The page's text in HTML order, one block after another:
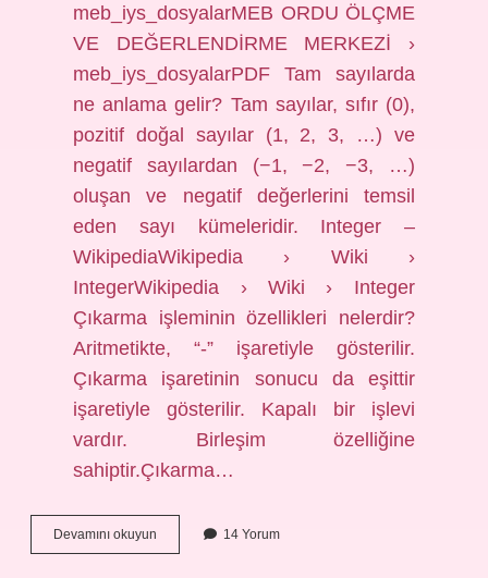
meb_iys_dosyalarMEB ORDU ÖLÇME
VE DEĞERLENDİRME MERKEZİ ›
meb_iys_dosyalarPDF Tam sayılarda
ne anlama gelir? Tam sayılar, sıfır (0),
pozitif doğal sayılar (1, 2, 3, …) ve
negatif sayılardan (−1, −2, −3, …)
oluşan ve negatif değerlerini temsil
eden sayı kümeleridir. Integer –
WikipediaWikipedia › Wiki ›
IntegerWikipedia › Wiki › Integer
Çıkarma işleminin özellikleri nelerdir?
Aritmetikte, “-” işaretiyle gösterilir.
Çıkarma işaretinin sonucu da eşittir
işaretiyle gösterilir. Kapalı bir işlevi
vardır. Birleşim özelliğine
sahiptir.Çıkarma…
Devamını okuyun
Sayılarla
14 Yorum